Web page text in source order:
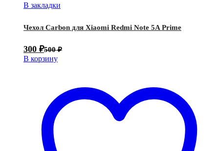
В закладки
Чехол Carbon для Xiaomi Redmi Note 5A Prime
300 ₽500₽
В корзину